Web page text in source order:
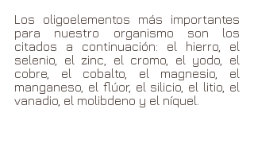
Los oligoelementos más importantes
para nuestro organismo son los
citados a continuación: el hierro, el
selenio, el zinc, el cromo, el yodo, el
cobre, el cobalto, el magnesio, el
manganeso, el flúor, el silicio, el litio, el
vanadio, el molibdeno y el níquel.